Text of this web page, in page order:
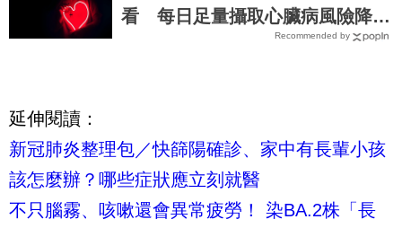
看 每日足量攝取心臟病風險降低
Recommended by
延伸閱讀：
新冠肺炎整理包／快篩陽確診、家中有長輩小孩
該怎麼辦？哪些症狀應立刻就醫
不只腦霧、咳嗽還會異常疲勞！ 染BA.2株「長